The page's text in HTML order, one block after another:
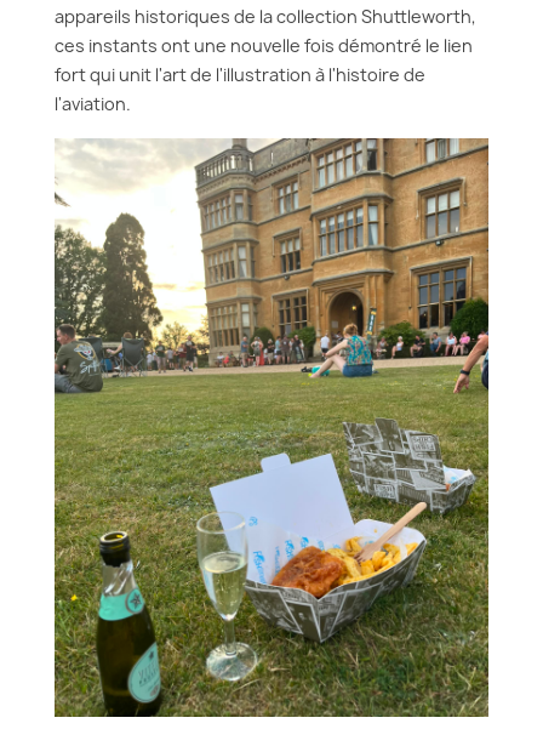
appareils historiques de la collection Shuttleworth,
ces instants ont une nouvelle fois démontré le lien
fort qui unit l'art de l'illustration à l'histoire de
l'aviation.